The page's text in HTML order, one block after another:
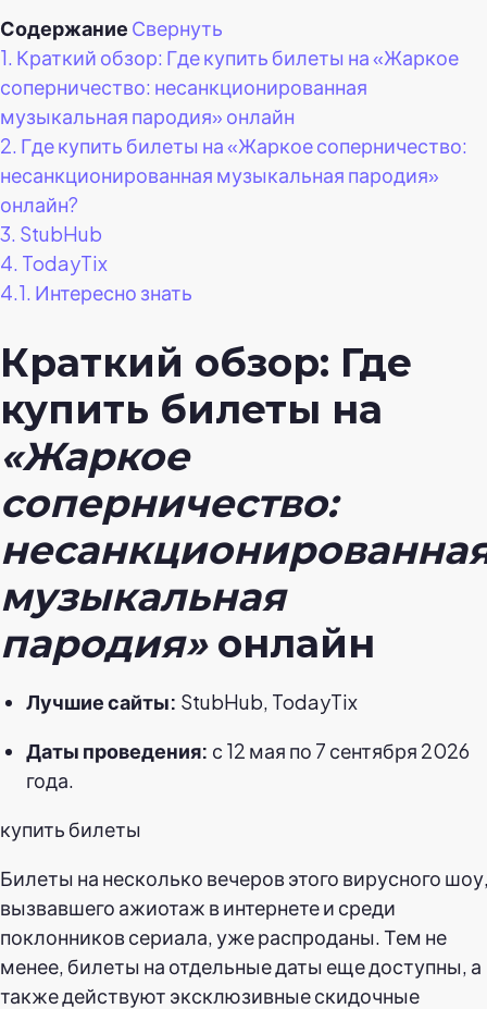
Содержание Свернуть
1. Краткий обзор: Где купить билеты на «Жаркое
соперничество: несанкционированная
музыкальная пародия» онлайн
2. Где купить билеты на «Жаркое соперничество:
несанкционированная музыкальная пародия»
онлайн?
3. StubHub
4. TodayTix
4.1. Интересно знать
Краткий обзор: Где
купить билеты на
«Жаркое
соперничество:
музыкальная
пародия»онлайн
Лучшие сайты: StubHub, TodayTix
Даты проведения: с 12 мая по 7 сентября 2026
года.
купить билеты
Билеты на несколько вечеров этого вирусного
вызвавшего ажиотаж в интернете и среди
поклонников сериала, уже распроданы. Тем не
менее, билеты на отдельные даты еще доступны, а
также действуют эксклюзивные скидочные